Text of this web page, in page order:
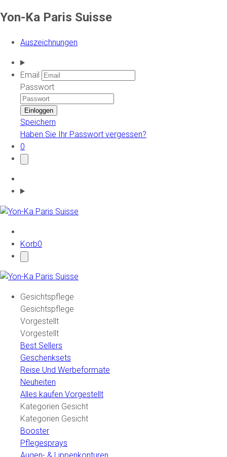
Yon-Ka Paris Suisse
Auszeichnungen
Email
Passwort
Speichern
Haben Sie Ihr Passwort vergessen?
0
Korb0
Gesichtspflege
Gesichtspflege
Vorgestellt
Vorgestellt
Best Sellers
Geschenksets
Reise Und Werbeformate
Neuheiten
Alles kaufen Vorgestellt
Kategorien Gesicht
Kategorien Gesicht
Booster
Pflegesprays